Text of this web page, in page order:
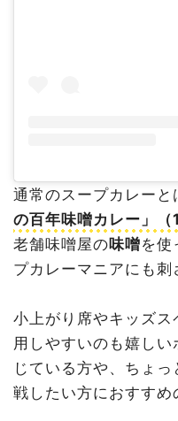
通常のスープカレーと
の百年味噌カレー」（
老舗味噌屋の味噌を使
プカレーマニアにも刺
小上がり席やキッズ
用しやすいのも嬉し
じている方や、ちょ
戦したい方におすすめ